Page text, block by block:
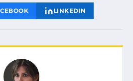
LINKEDIN